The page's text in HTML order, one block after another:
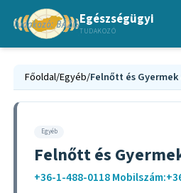
Egészségügyi
TUDAKOZÓ
Főoldal/Egyéb/
Egyéb
Felnőtt és
+36-1-488-0118